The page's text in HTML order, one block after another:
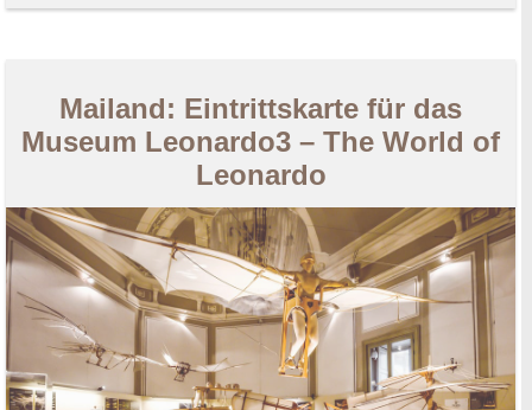
Mailand: Eintrittskarte für das
Museum Leonardo3 – The World of
Leonardo